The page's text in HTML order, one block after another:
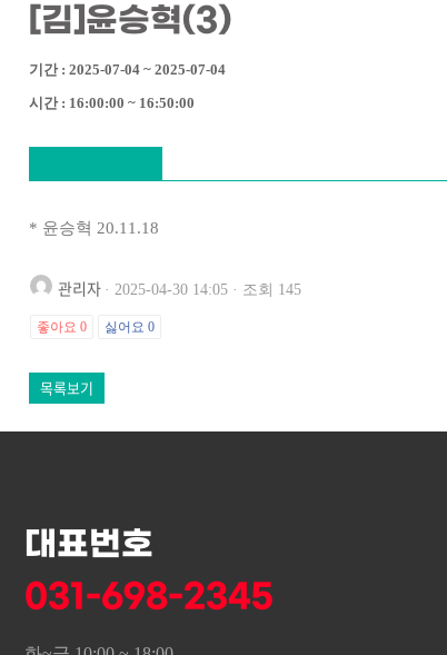
[김]윤승혁(3)
기간 : 2025-07-04 ~ 2025-07-04
시간 : 16:00:00 ~ 16:50:00
* 윤승혁 20.11.18
관리자 · 2025-04-30 14:05 · 조회 145
좋아요 0 싫어요 0
목록보기
대표번호
031-698-2345